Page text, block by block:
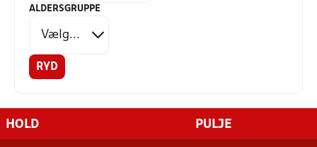
ALDERSGRUPPE
RYD
HOLD PULJE